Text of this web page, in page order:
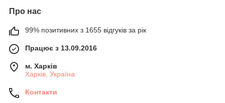
Про нас
99% позитивних з 1655 відгуків за рік
Працює з 13.09.2016
м. Харків
Харків, Україна
Контакти